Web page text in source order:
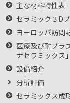
主な材料特性表
セラミック３D
ヨーロッパ訪問
医療及び耐プラ
ナセラミックス」
設備紹介
分析評価
セラミックス成